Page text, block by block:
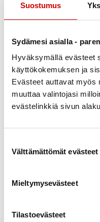
Suostumus
Sydämesi asialla -
Hyväksymällä evästeet
käyttökokemuksen ja
Evästeet auttavat myös
muuttaa valintojasi
evästelinkkiä sivun
Välttämättömät evästeet
Mieltymysevästeet
Tilastoevästeet